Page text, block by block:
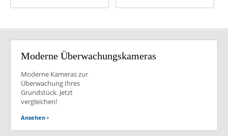
Moderne Überwachungskameras
Moderne Kameras zur
Überwachung Ihres
Grundstück. Jetzt
vergleichen!
Ansehen ›